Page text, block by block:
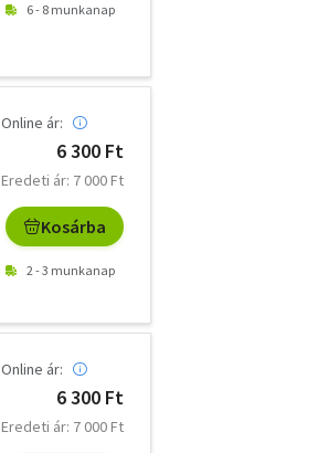
6 - 8 munkanap
Online ár:
6 300 Ft
Eredeti ár: 7 000 Ft
Kosárba
2 - 3 munkanap
Online ár:
6 300 Ft
Eredeti ár: 7 000 Ft